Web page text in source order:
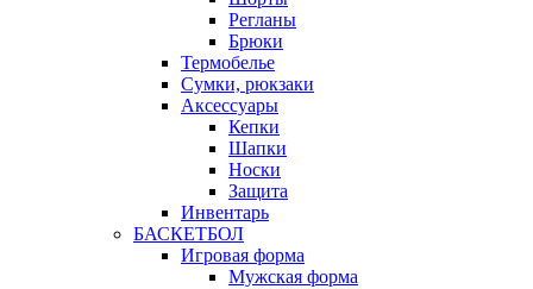
Регланы
Брюки
Термобелье
Сумки, рюкзаки
Аксессуары
Кепки
Шапки
Носки
Защита
Инвентарь
БАСКЕТБОЛ
Игровая форма
Мужская форма